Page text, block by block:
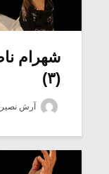
شهرام
(۳)
آرش